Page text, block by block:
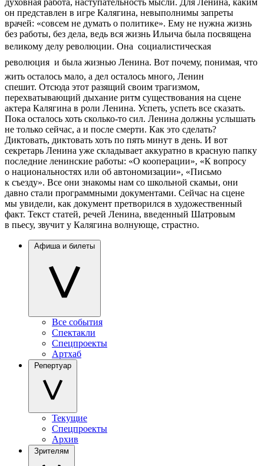
духовная работа, наступательность мысли. Для Ленина, каким
он представлен в игре Калягина, невыполнимы запреты
врачей: «совсем не думать о политике». Ему не нужна жизнь
без работы, без дела, ведь вся жизнь Ильича была посвящена
великому делу революции. Она  социалистическая
революция  и была жизнью Ленина. Вот почему, понимая, что
жить осталось мало, а дел осталось много, Ленин
спешит. Отсюда этот разящий своим трагизмом,
перехватывающий дыхание ритм существования на сцене
актера Калягина в роли Ленина. Успеть, успеть все сказать.
Пока осталось хоть сколько-то сил. Ленина должны услышать
не только сейчас, а и после смерти. Как это сделать?
Диктовать, диктовать хоть по пять минут в день. И вот
секретарь Ленина уже складывает аккуратно в красную папку
последние ленинские работы: «О кооперации», «К вопросу
о национальностях или об автономизации», «Письмо
к съезду». Все они знакомы нам со школьной скамьи, они
давно стали программными документами. Сейчас на сцене
мы увидели, как документ претворился в художественный
факт. Текст статей, речей Ленина, введенный Шатровым
в пьесу, звучит у Калягина волнующе, страстно.
Афиша и билеты
Все события
Спектакли
Спецпроекты
Артхаб
Репертуар
Текущие
Спецпроекты
Архив
Зрителям